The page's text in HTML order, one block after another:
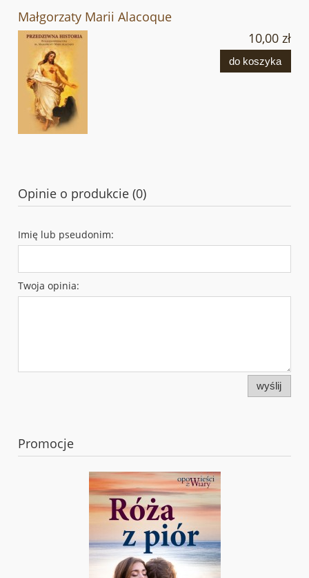
Małgorzaty Marii Alacoque
10,00 zł
do koszyka
Opinie o produkcie (0)
Imię lub pseudonim:
Twoja opinia:
wyślij
Promocje